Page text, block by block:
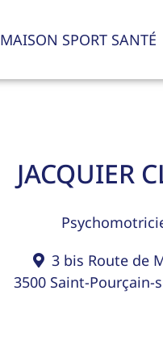
MAISON SPORT SANTÉ
JACQUIER
3 bis Route de
3500 Saint-Pourçain-